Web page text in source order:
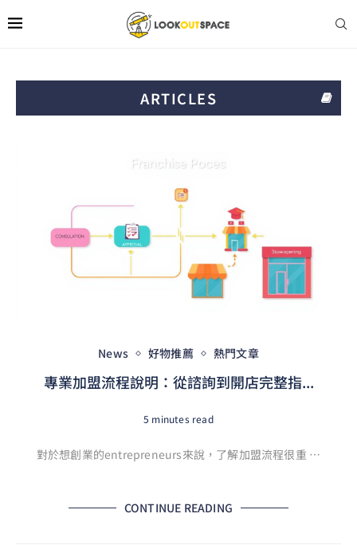
ARTICLES
News 好物推薦 熱門文章
專業加盟流程說明：從諮詢到開店完整指...
5 minutes read
對於想創業的entrepreneurs來說，了解加盟流程很重 …
CONTINUE READING